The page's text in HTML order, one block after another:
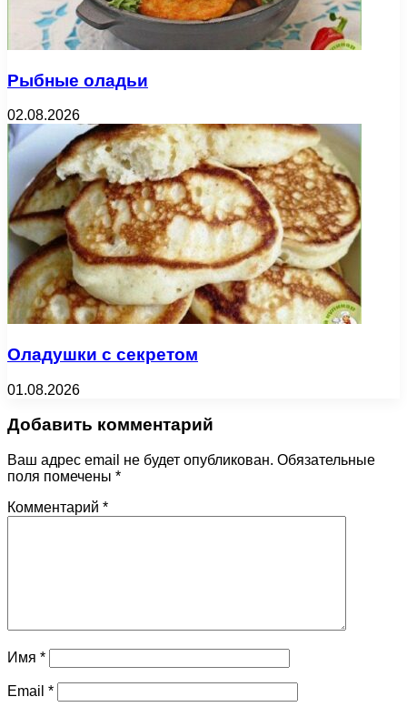
Рыбные оладьи
02.08.2026
Оладушки с секретом
01.08.2026
Добавить комментарий
Ваш адрес email не будет опубликован. Обязательные
поля помечены *
Комментарий *
Имя *
Email *